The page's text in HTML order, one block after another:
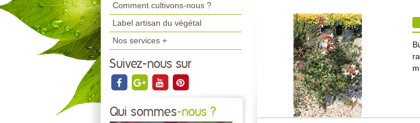
Comment cultivons-nous ?
Label artisan du végétal
Nos services +
Suivez-nous sur
Qui sommes-nous ?